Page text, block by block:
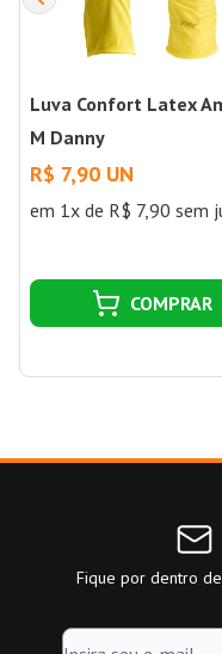
Luva Confort Latex
M Danny
R$ 7,90 UN
em 1x de R$ 7,90 sem
COMPRAR
Fique por dentro